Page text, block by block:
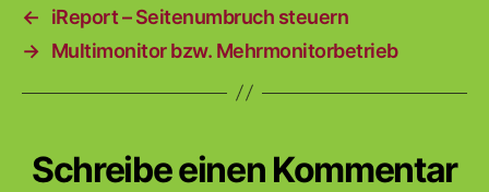
←
iReport – Seitenumbruch steuern
→ Multimonitor bzw. Mehrmonitorbetrieb
Schreibe einen Kommentar